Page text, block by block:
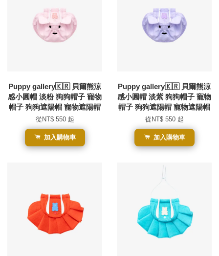
Puppy gallery🇰🇷 貝爾熊涼
感小圓帽 淡粉 狗狗帽子 寵物
帽子 狗狗遮陽帽 寵物遮陽帽
從 NT$ 550 起
加入購物車
Puppy gallery🇰🇷 貝爾熊涼
感小圓帽 淡紫 狗狗帽子 寵物
帽子 狗狗遮陽帽 寵物遮陽帽
從 NT$ 550 起
加入購物車